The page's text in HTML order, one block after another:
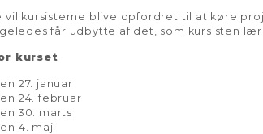
vil kursisterne blive opfordret til at køre
får udbytte af det, som kursisten
kurset
27. januar
24. februar
30. marts
4. maj